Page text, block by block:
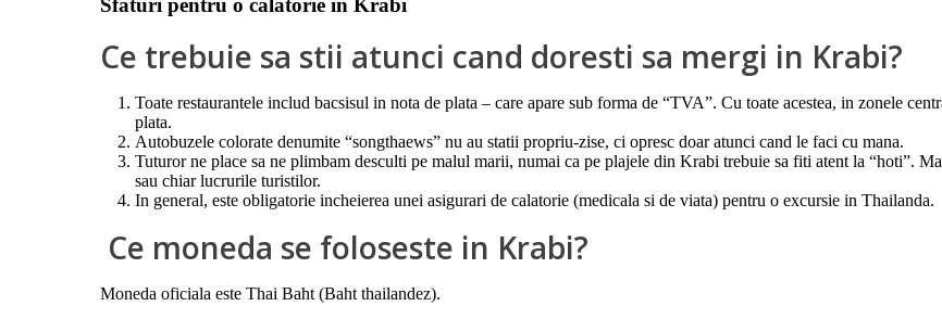
Sfaturi pentru o calatorie in Krabi
Ce trebuie sa stii atunci cand doresti sa mergi in Krabi?
Toate restaurantele includ bacsisul in nota de plata – care apare sub forma de “TVA”. Cu toate acestea, in zonele
plata.
Autobuzele colorate denumite “songthaews” nu au statii propriu-zise, ci opresc doar atunci cand le faci cu mana.
Tuturor ne place sa ne plimbam desculti pe malul marii, numai ca pe plajele din Krabi trebuie sa fiti atent la “hoti”.
sau chiar lucrurile turistilor.
In general, este obligatorie incheierea unei asigurari de calatorie (medicala si de viata) pentru o excursie in Thailanda.
Ce moneda se foloseste in Krabi?
Moneda oficiala este Thai Baht (Baht thailandez).